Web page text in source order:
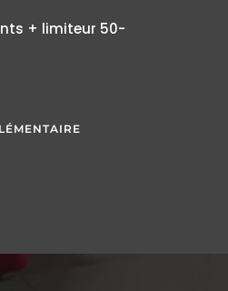
+ limiteur 50-